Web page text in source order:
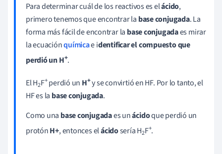
Para determinar cuál de los reactivos es elácido,
primero tenemos que encontrar la base conjugada. La
forma más fácil de encontrar la base conjugadaes mirar
la ecuaciónquímicae identificar el compuesto que
perdió unH+.
El H2F+perdió un H+y se convirtió en HF. Por lo tanto, el
HF es la base conjugada.
Como una base conjugadaes unácidoque perdió un
protónH+, entonces elácidosería H2F+.